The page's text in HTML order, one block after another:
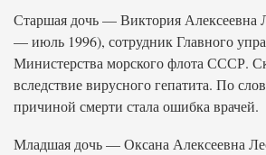
Старшая дочь — Виктория Алексеевна
— июль 1996), сотрудник Главного
Министерства морского флота СССР.
вследствие вирусного гепатита. По
причиной смерти стала ошибка врачей.
Младшая дочь — Оксана Алексеевна